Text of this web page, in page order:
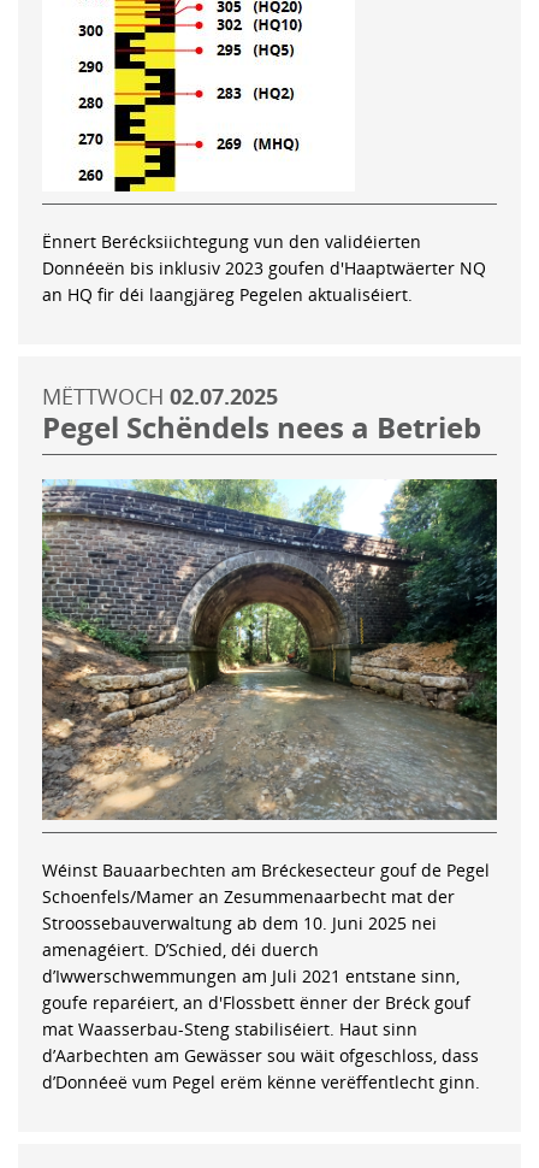
Ënnert Berécksiichtegung vun den validéierten
Donnéeën bis inklusiv 2023 goufen d'Haaptwäerter NQ
an HQ fir déi laangjäreg Pegelen aktualiséiert.
MËTTWOCH 02.07.2025
Pegel Schëndels nees a Betrieb
Wéinst Bauaarbechten am Bréckesecteur gouf de Pegel
Schoenfels/Mamer an Zesummenaarbecht mat der
Stroossebauverwaltung ab dem 10. Juni 2025 nei
amenagéiert. D’Schied, déi duerch
d’Iwwerschwemmungen am Juli 2021 entstane sinn,
goufe reparéiert, an d'Flossbett ënner der Bréck gouf
mat Waasserbau-Steng stabiliséiert. Haut sinn
d’Aarbechten am Gewässer sou wäit ofgeschloss, dass
d’Donnéeë vum Pegel erëm kënne verëffentlecht ginn.